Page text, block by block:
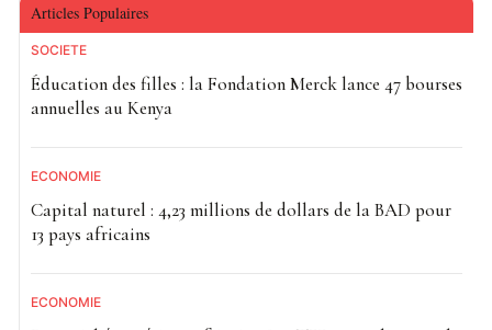
Articles Populaires
SOCIETE
Éducation des filles : la Fondation Merck lance 47 bourses
annuelles au Kenya
ECONOMIE
Capital naturel : 4,23 millions de dollars de la BAD pour
13 pays africains
ECONOMIE